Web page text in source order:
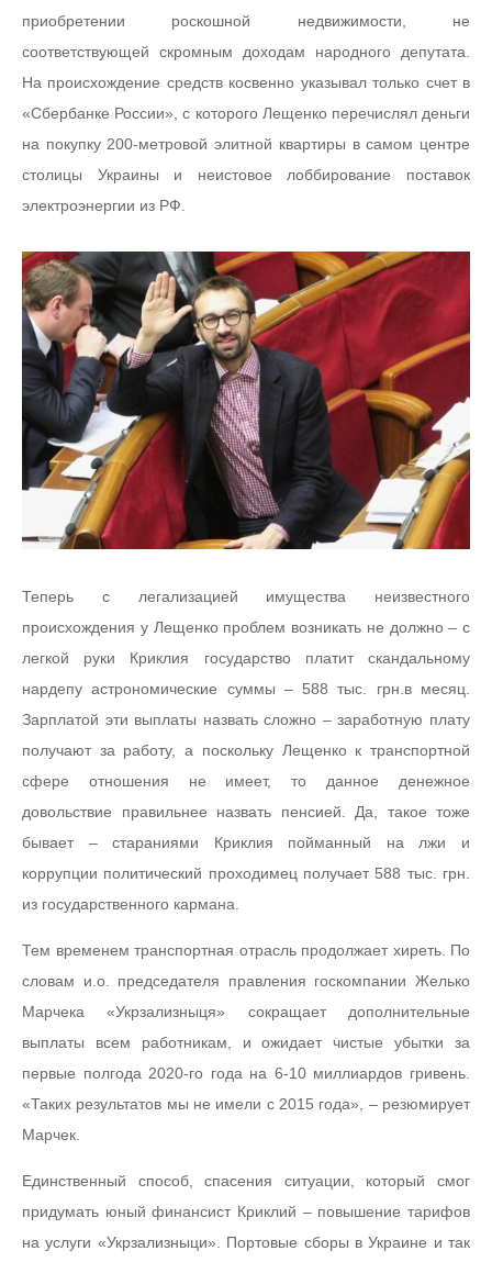
приобретении роскошной недвижимости, не
соответствующей скромным доходам народного депутата.
На происхождение средств косвенно указывал только счет в
«Сбербанке России», с которого Лещенко перечислял деньги
на покупку 200-метровой элитной квартиры в самом центре
столицы Украины и неистовое лоббирование поставок
электроэнергии из РФ.
Теперь с легализацией имущества неизвестного
происхождения у Лещенко проблем возникать не должно – с
легкой руки Криклия государство платит скандальному
нардепу астрономические суммы – 588 тыс. грн.в месяц.
Зарплатой эти выплаты назвать сложно – заработную плату
получают за работу, а поскольку Лещенко к транспортной
сфере отношения не имеет, то данное денежное
довольствие правильнее назвать пенсией. Да, такое тоже
бывает – стараниями Криклия пойманный на лжи и
коррупции политический проходимец получает 588 тыс. грн.
из государственного кармана.
Тем временем транспортная отрасль продолжает хиреть. По
словам и.о. председателя правления госкомпании Желько
Марчека «Укрзализныця» сокращает дополнительные
выплаты всем работникам, и ожидает чистые убытки за
первые полгода 2020-го года на 6-10 миллиардов гривень.
«Таких результатов мы не имели с 2015 года», – резюмирует
Марчек.
Единственный способ, спасения ситуации, который смог
придумать юный финансист Криклий – повышение тарифов
на услуги «Укрзализныци». Портовые сборы в Украине и так